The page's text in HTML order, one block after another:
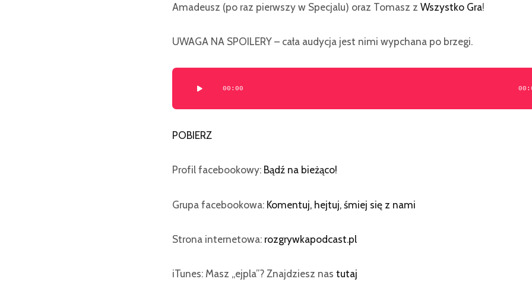
Amadeusz (po raz pierwszy w Specjalu) oraz Tomasz z Wszystko Gra!
UWAGA NA SPOILERY – cała audycja jest nimi wypchana po brzegi.
Odtwarzacz
plików
dźwiękowych
00:00
POBIERZ
Profil facebookowy: Bądź na bieżąco!
Grupa facebookowa: Komentuj, hejtuj, śmiej się z nami
Strona internetowa: rozgrywkapodcast.pl
iTunes: Masz „ejpla”? Znajdziesz nas tutaj